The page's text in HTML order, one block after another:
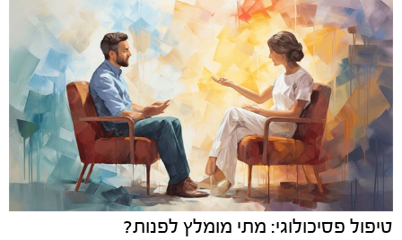
טיפול פסיכולוגי: מתי מומלץ לפנות?